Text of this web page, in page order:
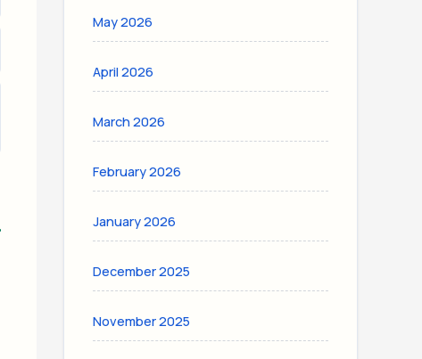
May 2026
April 2026
March 2026
February 2026
January 2026
December 2025
November 2025